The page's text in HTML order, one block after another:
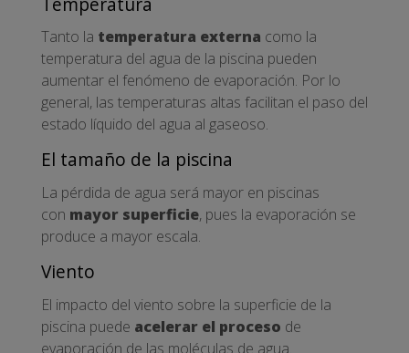
Tanto la temperatura externa como la
temperatura del agua de la piscina pueden
aumentar el fenómeno de evaporación. Por lo
general, las temperaturas altas facilitan el paso del
estado líquido del agua al gaseoso.
El tamaño de la piscina
La pérdida de agua será mayor en piscinas
con mayor superficie, pues la evaporación se
produce a mayor escala.
Viento
El impacto del viento sobre la superficie de la
piscina puede acelerar el proceso de
evaporación de las moléculas de agua.